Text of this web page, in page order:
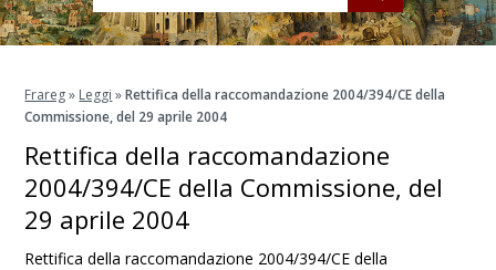
Frareg» Leggi »Rettifica della raccomandazione 2004/394/CE della
Commissione, del 29 aprile 2004
Rettifica della raccomandazione
2004/394/CE della Commissione, del
29 aprile 2004
Rettifica della raccomandazione 2004/394/CE della